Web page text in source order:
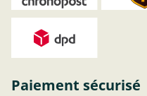
Paiement sécurisé